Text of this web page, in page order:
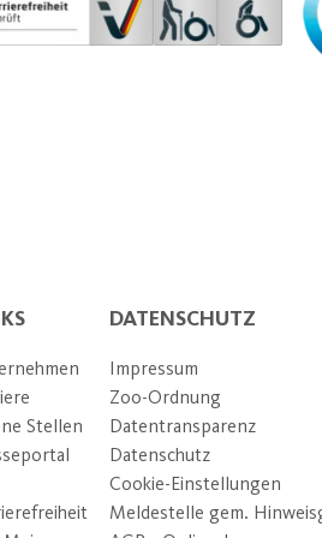
Microwaves
Thematic
Diaper
behind the scenes.
Stellen
DATENSCHUTZ
Impressum
Zoo-Ordnung
Datentransparenz
Datenschutz
Cookie-Einstellungen
Meldestelle gem.